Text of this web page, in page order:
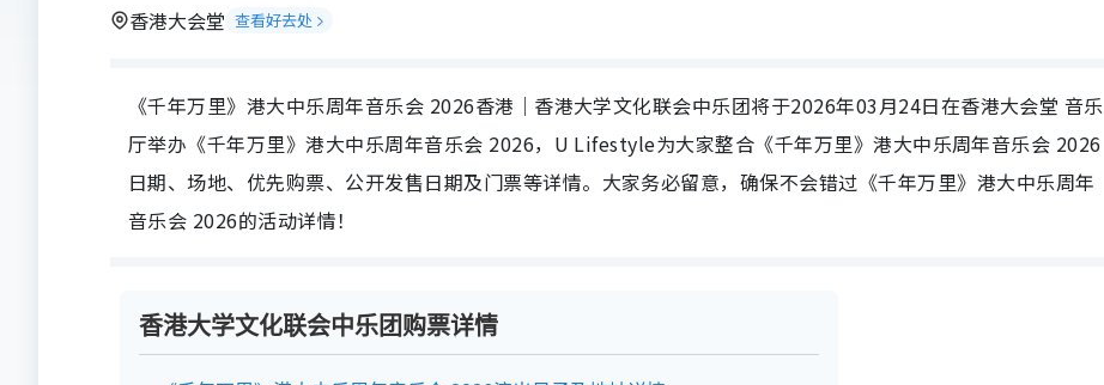
香港大会堂 查看好去处
《千年万里》港大中乐周年音乐会 2026香港｜香港大学文化联会中乐团将于2026年03月24日在香港大会堂 音乐
厅举办《千年万里》港大中乐周年音乐会 2026，U Lifestyle为大家整合《千年万里》港大中乐周年音乐会 2026
日期、场地、优先购票、公开发售日期及门票等详情。大家务必留意，确保不会错过《千年万里》港大中乐周年
音乐会 2026的活动详情！
香港大学文化联会中乐团购票详情